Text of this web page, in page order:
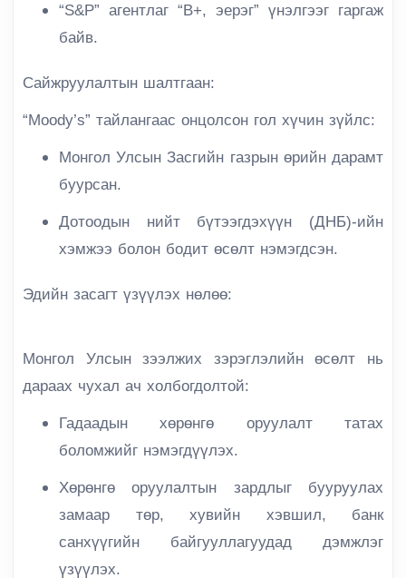
“S&P” агентлаг “B+, эерэг” үнэлгээг гаргаж
байв.
Сайжруулалтын шалтгаан:
“Moody’s” тайлангаас онцолсон гол хүчин зүйлс:
Монгол Улсын Засгийн газрын өрийн дарамт
буурсан.
Дотоодын нийт бүтээгдэхүүн (ДНБ)-ийн
хэмжээ болон бодит өсөлт нэмэгдсэн.
Эдийн засагт үзүүлэх нөлөө:
Монгол Улсын зээлжих зэрэглэлийн өсөлт нь
дараах чухал ач холбогдолтой:
Гадаадын хөрөнгө оруулалт татах
боломжийг нэмэгдүүлэх.
Хөрөнгө оруулалтын зардлыг бууруулах
замаар төр, хувийн хэвшил, банк
санхүүгийн байгууллагуудад дэмжлэг
үзүүлэх.